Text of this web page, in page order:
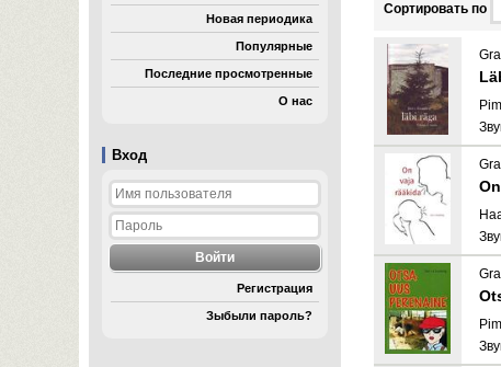
Вход
Регистрация
Зыбыли пароль?
Новая периодика
Популярные
Последние просмотренные
О нас
Cортировать по